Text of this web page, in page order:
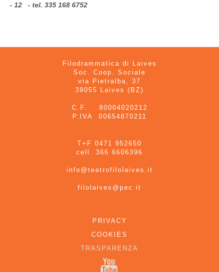
- 12 - tel. 335 168 6752
Filodrammatica di Laives
Soc. Coop. Sociale
via Pietralba, 37
39055 Laives (BZ)
C.F. 80004020212
P.IVA 00654870211
T+F 0471 952650
cell. 366 6606396
info@teatrofilolaives.it
filolaives@pec.it
PRIVACY
COOKIES
TRASPARENZA